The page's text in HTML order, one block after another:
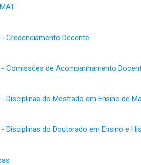
Credenciamento Docente
Comissões de Acompanhamento
Disciplinas do Mestrado em Ensino de
Disciplinas do Doutorado em Ensino e